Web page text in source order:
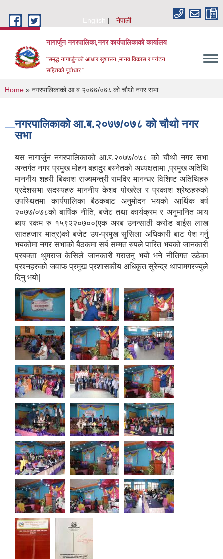
English
नेपाली
नागार्जुन नगरपालिका,नगर कार्यपालिकाको कार्यालय
"समृद्ध नागार्जुनको आधार सुशासन ,मानव विकास र पर्यटन
सहितको पूर्वाधार "
You are here
Home » नगरपालिकाको आ.ब.२०७७/०७८ को चौथो नगर सभा
नगरपालिकाको आ.ब.२०७७/०७८ को चौथो नगर
सभा
यस नागार्जुन नगरपालिकाको आ.ब.२०७७/०७८ को चौथो नगर सभा
अन्तर्गत नगर प्रमुख मोहन बहादुर बस्नेतको अध्यक्षतामा ,प्रमुख अतिथि
माननीय शहरी बिकाश राज्यमन्त्री रामविर मानन्धर विशिष्ट अतिथिहरु
प्रदेशसभा सदस्यहरु माननीय केशव पोखरेल र प्रकाश श्रेष्ठहरुको
उपस्थितमा कार्यपालिका बैठकबाट अनुमोदन भयको आर्थिक बर्ष
२०७७/०७८को बार्षिक नीति, बजेट तथा कार्यक्रम र अनुमानित आय
ब्यय रकम रु १५९२२०७००(एक अरब उनन्साठी करोड बाईस लाख
सातहजार मात्र)को बजेट उप-प्रमुख सुसिला अधिकारी बाट पेश गर्नु
भयकोमा नगर सभाको बैठकमा सर्ब सम्मत रुपले पारित भयको जानकारी
प्रबक्ता थुमराज केसिले जानकारी गराउनु भयो भने नीतिगत उठेका
प्रश्नहरुको जवाफ प्रमुख प्रशासकीय अधिकृत सुरेन्द्र थापामगरज्युले
दिनु भयो|